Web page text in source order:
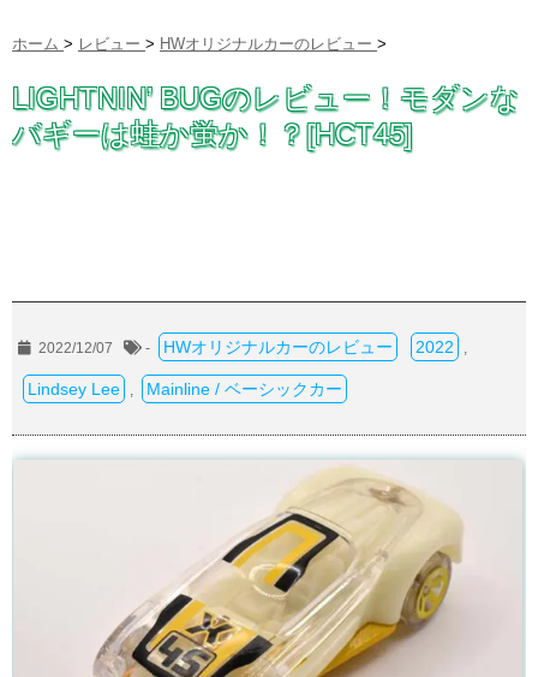
ホーム > レビュー > HWオリジナルカーのレビュー >
LIGHTNIN’ BUGのレビュー！モダンな
バギーは蛙か蛍か！？[HCT45]
2022/12/07 - HWオリジナルカーのレビュー 2022
Lindsey Lee Mainline / ベーシックカー